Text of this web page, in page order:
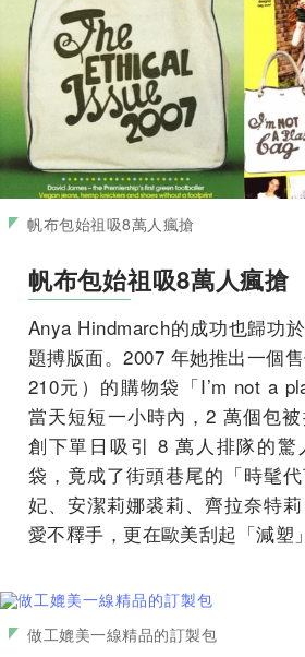
帆布包始祖吸8萬人瘋搶
帆布包始祖吸8萬人瘋搶
Anya Hindmarch的成功也歸功
題搏版面。2007 年她推出一個
210元）的購物袋「I’m not a
當天短短一小時內，2 萬個包
創下單日吸引 8 萬人排隊的驚
袋，竟成了街頭巷尾的「時髦
妃、安潔莉娜裘莉、齊拉奈特
愛不釋手，更在歐美刮起「減塑
做工媲美一線精品的訂製包